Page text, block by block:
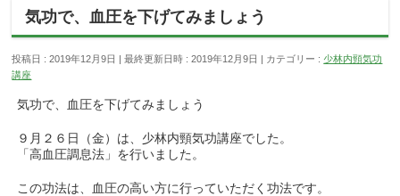
気功で、血圧を下げてみましょう
投稿日 : 2019年12月9日 最終更新日時 : 2019年12月9日 カテゴリー : 少林内頸気功
講座
気功で、血圧を下げてみましょう
９月２６日（金）は、少林内頸気功講座でした。
「高血圧調息法」を行いました。
この功法は、血圧の高い方に行っていただく功法です。